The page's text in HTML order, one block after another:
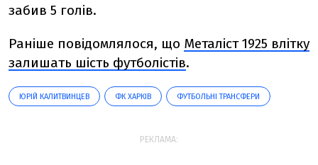
забив 5 голів.
Раніше повідомлялося, що Металіст 1925 влітку
залишать шість футболістів.
ЮРІЙ КАЛИТВИНЦЕВ ФК ХАРКІВ ФУТБОЛЬНІ ТРАНСФЕРИ
РЕКЛАМА: